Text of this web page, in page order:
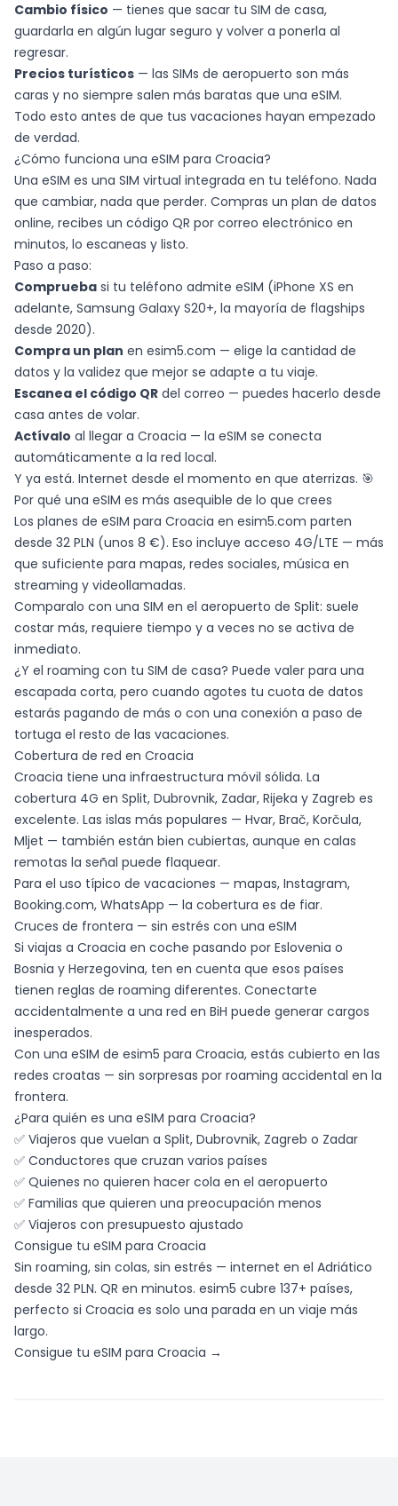
Cambio físico — tienes que sacar tu SIM de casa,
guardarla en algún lugar seguro y volver a ponerla al
regresar.
Precios turísticos — las SIMs de aeropuerto son más
caras y no siempre salen más baratas que una eSIM.
Todo esto antes de que tus vacaciones hayan empezado
de verdad.
¿Cómo funciona una eSIM para Croacia?
Una eSIM es una SIM virtual integrada en tu teléfono. Nada
que cambiar, nada que perder. Compras un plan de datos
online, recibes un código QR por correo electrónico en
minutos, lo escaneas y listo.
Paso a paso:
Comprueba si tu teléfono admite eSIM (iPhone XS en
adelante, Samsung Galaxy S20+, la mayoría de flagships
desde 2020).
Compra un plan en esim5.com — elige la cantidad de
datos y la validez que mejor se adapte a tu viaje.
Escanea el código QR del correo — puedes hacerlo desde
casa antes de volar.
Actívalo al llegar a Croacia — la eSIM se conecta
automáticamente a la red local.
Y ya está. Internet desde el momento en que aterrizas. 🎯
Por qué una eSIM es más asequible de lo que crees
Los planes de eSIM para Croacia en esim5.com parten
desde 32 PLN (unos 8 €). Eso incluye acceso 4G/LTE — más
que suficiente para mapas, redes sociales, música en
streaming y videollamadas.
Comparalo con una SIM en el aeropuerto de Split: suele
costar más, requiere tiempo y a veces no se activa de
inmediato.
¿Y el roaming con tu SIM de casa? Puede valer para una
escapada corta, pero cuando agotes tu cuota de datos
estarás pagando de más o con una conexión a paso de
tortuga el resto de las vacaciones.
Cobertura de red en Croacia
Croacia tiene una infraestructura móvil sólida. La
cobertura 4G en Split, Dubrovnik, Zadar, Rijeka y Zagreb es
excelente. Las islas más populares — Hvar, Brač, Korčula,
Mljet — también están bien cubiertas, aunque en calas
remotas la señal puede flaquear.
Para el uso típico de vacaciones — mapas, Instagram,
Booking.com, WhatsApp — la cobertura es de fiar.
Cruces de frontera — sin estrés con una eSIM
Si viajas a Croacia en coche pasando por Eslovenia o
Bosnia y Herzegovina, ten en cuenta que esos países
tienen reglas de roaming diferentes. Conectarte
accidentalmente a una red en BiH puede generar cargos
inesperados.
Con una eSIM de esim5 para Croacia, estás cubierto en las
redes croatas — sin sorpresas por roaming accidental en la
frontera.
¿Para quién es una eSIM para Croacia?
✅ Viajeros que vuelan a Split, Dubrovnik, Zagreb o Zadar
✅ Conductores que cruzan varios países
✅ Quienes no quieren hacer cola en el aeropuerto
✅ Familias que quieren una preocupación menos
✅ Viajeros con presupuesto ajustado
Consigue tu eSIM para Croacia
Sin roaming, sin colas, sin estrés — internet en el Adriático
desde 32 PLN. QR en minutos. esim5 cubre 137+ países,
perfecto si Croacia es solo una parada en un viaje más
largo.
Consigue tu eSIM para Croacia →